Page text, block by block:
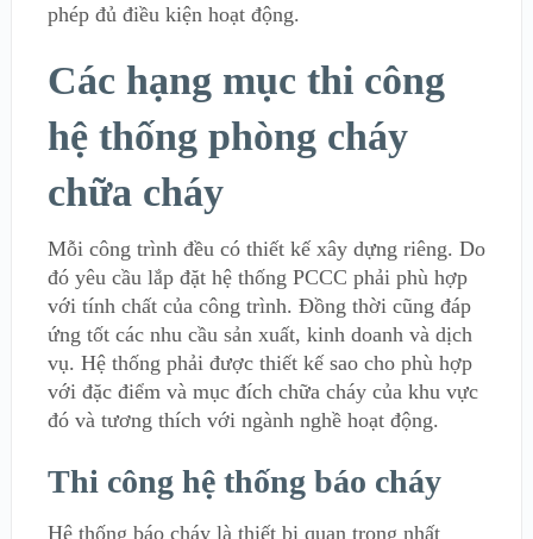
phép đủ điều kiện hoạt động.
Các hạng mục thi công
hệ thống phòng cháy
chữa cháy
Mỗi công trình đều có thiết kế xây dựng riêng. Do
đó yêu cầu lắp đặt hệ thống PCCC phải phù hợp
với tính chất của công trình. Đồng thời cũng đáp
ứng tốt các nhu cầu sản xuất, kinh doanh và dịch
vụ. Hệ thống phải được thiết kế sao cho phù hợp
với đặc điểm và mục đích chữa cháy của khu vực
đó và tương thích với ngành nghề hoạt động.
Thi công hệ thống báo cháy
Hệ thống báo cháy là thiết bị quan trọng nhất